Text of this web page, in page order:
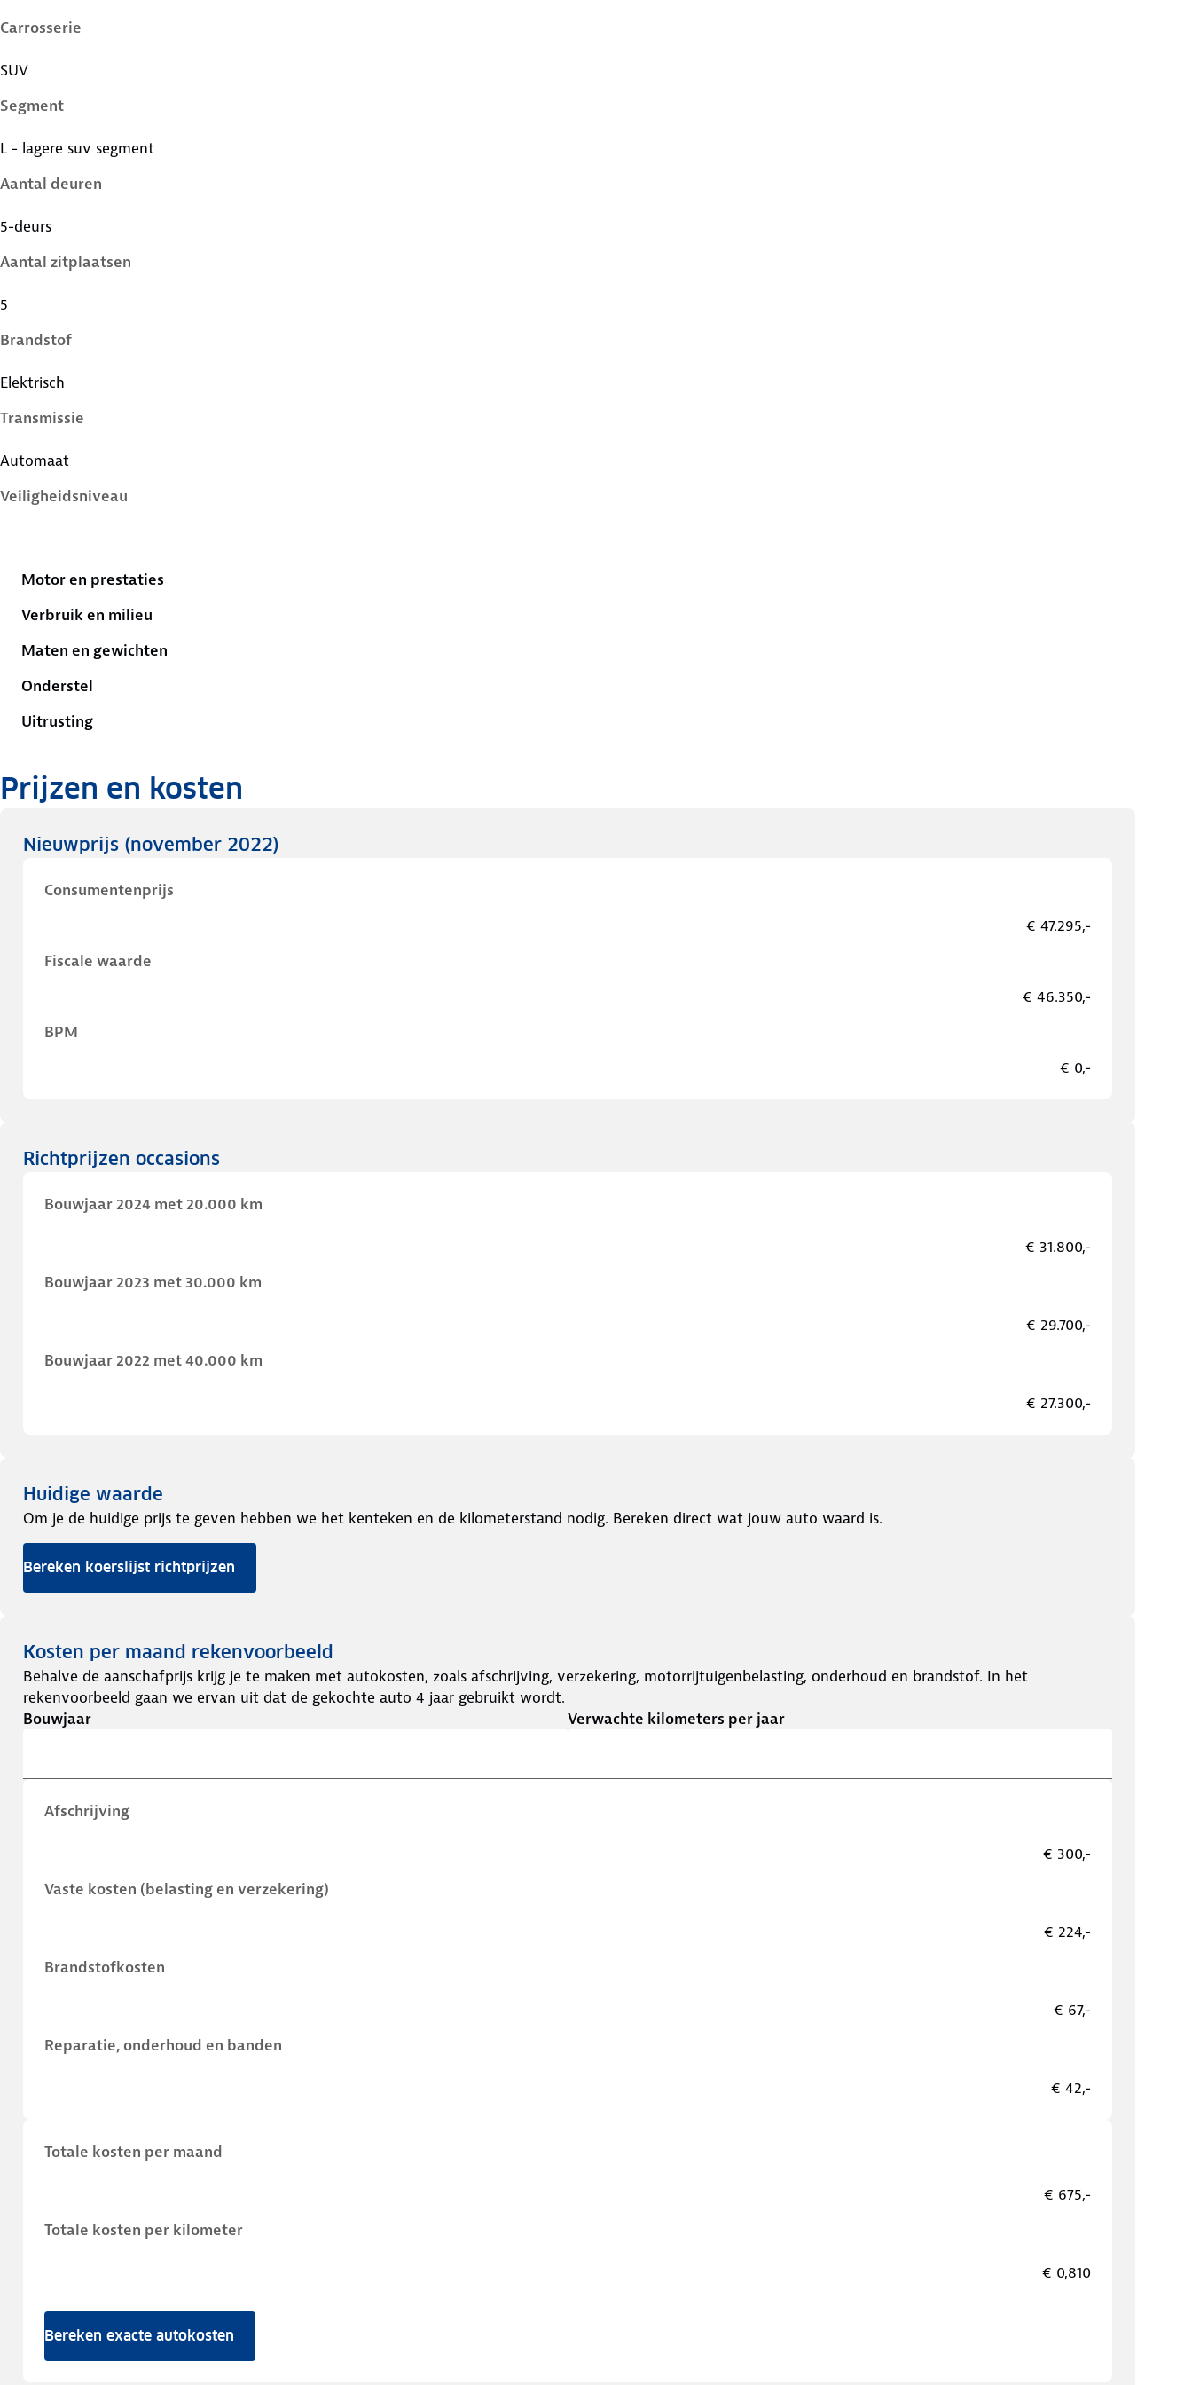
Carrosserie
SUV
Segment
L - lagere suv segment
Aantal deuren
5-deurs
Aantal zitplaatsen
5
Brandstof
Elektrisch
Transmissie
Automaat
Veiligheidsniveau
Motor en prestaties
Verbruik en milieu
Maten en gewichten
Onderstel
Uitrusting
Prijzen en kosten
Nieuwprijs (november 2022)
Consumentenprijs
€ 47.295,-
Fiscale waarde
€ 46.350,-
BPM
€ 0,-
Richtprijzen occasions
Bouwjaar 2024 met 20.000 km
€ 31.800,-
Bouwjaar 2023 met 30.000 km
€ 29.700,-
Bouwjaar 2022 met 40.000 km
€ 27.300,-
Huidige waarde
Om je de huidige prijs te geven hebben we het kenteken en de kilometerstand nodig. Bereken direct wat jouw auto waard is.
Bereken koerslijst richtprijzen
Kosten per maand rekenvoorbeeld
Behalve de aanschafprijs krijg je te maken met autokosten, zoals afschrijving, verzekering, motorrijtuigenbelasting, onderhoud en brandstof. In het
rekenvoorbeeld gaan we ervan uit dat de gekochte auto 4 jaar gebruikt wordt.
Bouwjaar
Verwachte kilometers per jaar
Afschrijving
€ 300,-
Vaste kosten (belasting en verzekering)
€ 224,-
Brandstofkosten
€ 67,-
Reparatie, onderhoud en banden
€ 42,-
Totale kosten per maand
€ 675,-
Totale kosten per kilometer
€ 0,810
Bereken exacte autokosten